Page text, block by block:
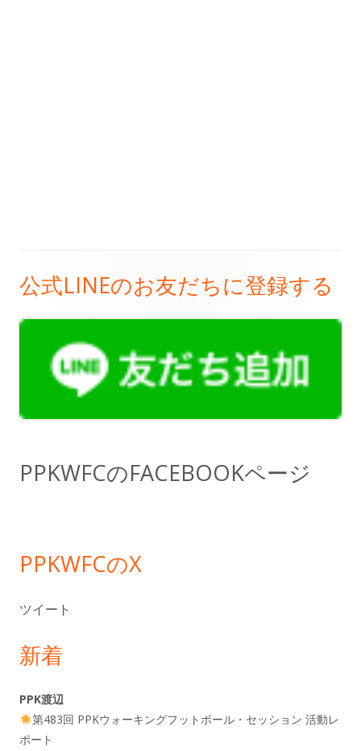
メ
イ
イ
ド
公式LINEのお友だちに登録する
PPKWFCのFACEBOOKページ
PPKWFCのX
ツイート
新着
PPK渡辺
第483回 PPKウォーキングフットボール・セッション 活動レ
ポート